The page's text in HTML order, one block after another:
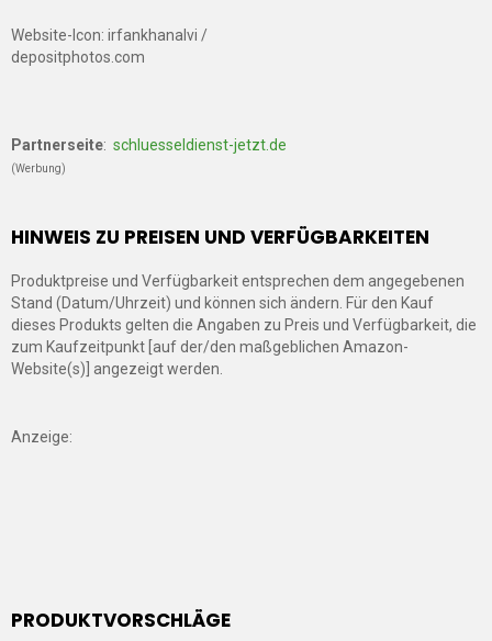
Website-Icon: irfankhanalvi /
depositphotos.com
Partnerseite: schluesseldienst-jetzt.de
(Werbung)
HINWEIS ZU PREISEN UND VERFÜGBARKEITEN
Produktpreise und Verfügbarkeit entsprechen dem angegebenen
Stand (Datum/Uhrzeit) und können sich ändern. Für den Kauf
dieses Produkts gelten die Angaben zu Preis und Verfügbarkeit, die
zum Kaufzeitpunkt [auf der/den maßgeblichen Amazon-
Website(s)] angezeigt werden.
Anzeige:
PRODUKTVORSCHLÄGE